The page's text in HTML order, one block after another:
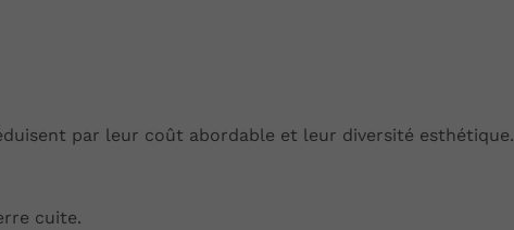
par leur coût abordable et leur diversité esthétique.
cuite.